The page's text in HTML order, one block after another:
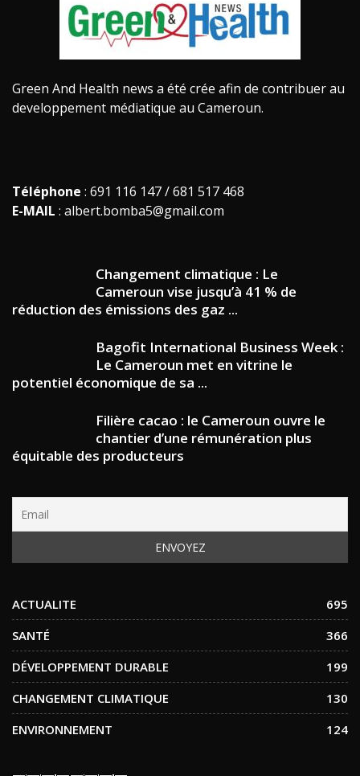
Green And Health news a été crée afin de contribuer au
developpement médiatique au Cameroun.
Téléphone : 691 116 147 / 681 517 468
E-MAIL : albert.bomba5@gmail.com
Changement climatique : Le
Cameroun vise jusqu’à 41 % de
réduction des émissions des gaz ...
Bagofit International Business Week :
Le Cameroun met en vitrine le
potentiel économique de sa ...
Filière cacao : le Cameroun ouvre le
chantier d’une rémunération plus
équitable des producteurs
ACTUALITE
695
SANTÉ
366
DÉVELOPPEMENT DURABLE
199
CHANGEMENT CLIMATIQUE
130
ENVIRONNEMENT
124